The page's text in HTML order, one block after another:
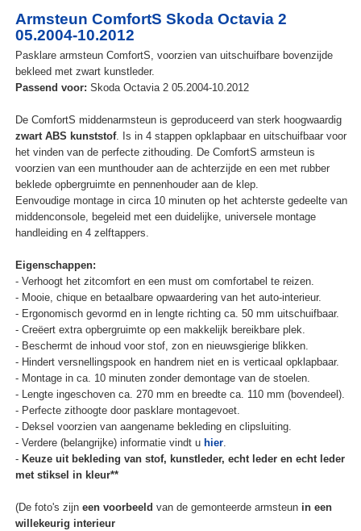
Armsteun ComfortS Skoda Octavia 2
05.2004-10.2012
Pasklare armsteun ComfortS, voorzien van uitschuifbare bovenzijde
bekleed met zwart kunstleder.
Passend voor: Skoda Octavia 2 05.2004-10.2012
De ComfortS middenarmsteun is geproduceerd van sterk hoogwaardig
zwart ABS kunststof. Is in 4 stappen opklapbaar en uitschuifbaar voor
het vinden van de perfecte zithouding. De ComfortS armsteun is
voorzien van een munthouder aan de achterzijde en een met rubber
beklede opbergruimte en pennenhouder aan de klep.
Eenvoudige montage in circa 10 minuten op het achterste gedeelte van
middenconsole, begeleid met een duidelijke, universele montage
handleiding en 4 zelftappers.
Eigenschappen:
- Verhoogt het zitcomfort en een must om comfortabel te reizen.
- Mooie, chique en betaalbare opwaardering van het auto-interieur.
- Ergonomisch gevormd en in lengte richting ca. 50 mm uitschuifbaar.
- Creëert extra opbergruimte op een makkelijk bereikbare plek.
- Beschermt de inhoud voor stof, zon en nieuwsgierige blikken.
- Hindert versnellingspook en handrem niet en is verticaal opklapbaar.
- Montage in ca. 10 minuten zonder demontage van de stoelen.
- Lengte ingeschoven ca. 270 mm en breedte ca. 110 mm (bovendeel).
- Perfecte zithoogte door pasklare montagevoet.
- Deksel voorzien van aangename bekleding en clipsluiting.
- Verdere (belangrijke) informatie vindt u hier.
- Keuze uit bekleding van stof, kunstleder, echt leder en echt leder
met stiksel in kleur**
(De foto's zijn een voorbeeld van de gemonteerde armsteun in een
willekeurig interieur